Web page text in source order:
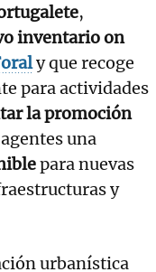
,
inventario on
y que recoge
para actividades
la promoción
una
para nuevas
y
urbanística